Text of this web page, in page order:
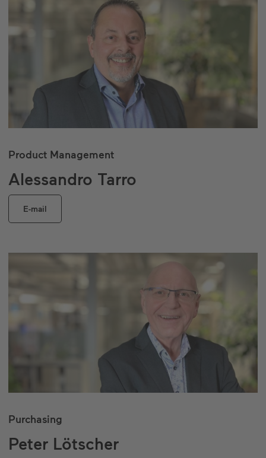
Product Management
Alessandro Tarro
E-mail
Purchasing
Peter Lötscher